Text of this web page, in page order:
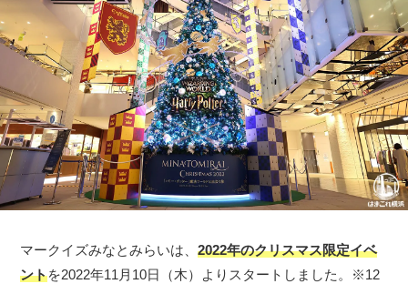
マークイズみなとみらいは、2022年のクリスマス限定イベ
ントを2022年11月10日（木）よりスタートしました。※12